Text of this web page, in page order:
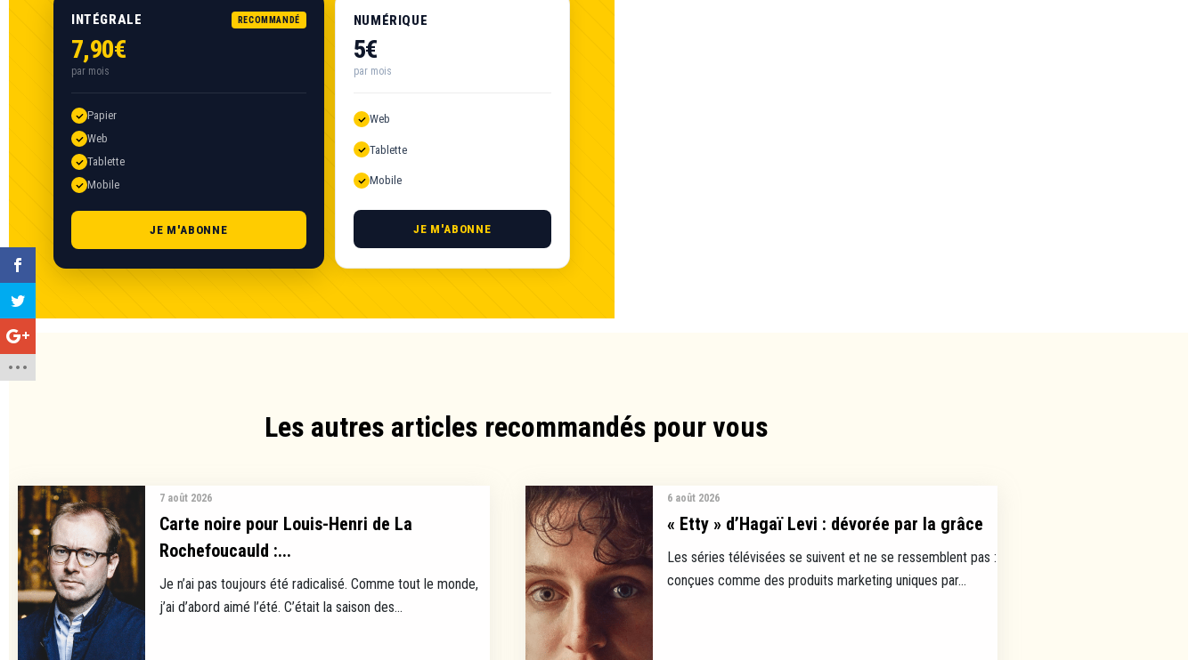
INTÉGRALE RECOMMANDÉ
7,90€
par mois
Papier
Web
Tablette
Mobile
JE M'ABONNE
NUMÉRIQUE
5€
par mois
Web
Tablette
Mobile
JE M'ABONNE
Les autres articles recommandés pour vous​
7 août 2026
Carte noire pour Louis-Henri de La
Rochefoucauld :...
Je n’ai pas toujours été radicalisé. Comme tout le monde,
j’ai d’abord aimé l’été. C’était la saison des...
6 août 2026
« Etty » d’Hagaï Levi : dévorée par la grâce
Les séries télévisées se suivent et ne se ressemblent pas :
conçues comme des produits marketing uniques par...